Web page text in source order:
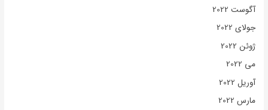
آگوست 2022
جولای 2022
ژوئن 2022
می 2022
آوریل 2022
مارس 2022